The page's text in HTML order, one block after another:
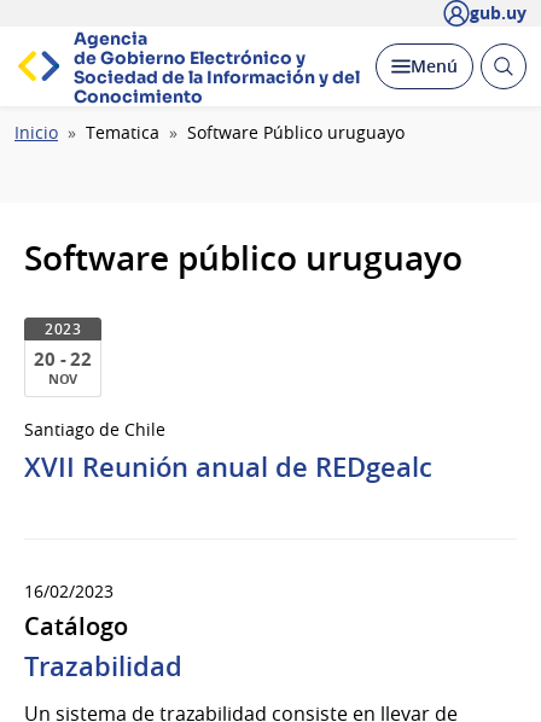
gub.uy
Agencia
de Gobierno Electrónico y
Sociedad de la Información y del
Conocimiento
Desplegar
Menú Abrir
Ruta
Inicio Tematica Software Público uruguayo
Software público uruguayo
2023
20 - 22
NOV
al
22
2023
Santiago de Chile
XVII Reunión anual de REDgealc
16/02/2023
Catálogo
Trazabilidad
Un sistema de trazabilidad consiste en llevar de